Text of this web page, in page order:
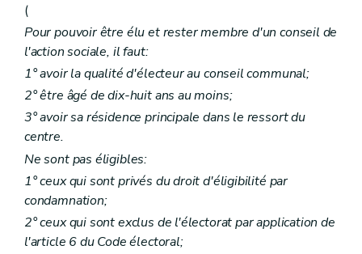
Art. 87
Art. 87bis
Art. 88
Art. 89
Art. 90
Art. 91
Art. 92
Section 3
Art. 94
Art. 95
Art. 96
Chapitre VII
Art. 97
Art. 98
(
Pour pouvoir être élu et rester membre d'un conseil de
l'action sociale, il faut:
1° avoir la qualité d'électeur au conseil communal;
2° être âgé de dix-huit ans au moins;
3° avoir sa résidence principale dans le ressort du
centre.
Ne sont pas éligibles:
1° ceux qui sont privés du droit d'éligibilité par
condamnation;
2° ceux qui sont exclus de l'électorat par application de
l'article 6 du Code électoral;